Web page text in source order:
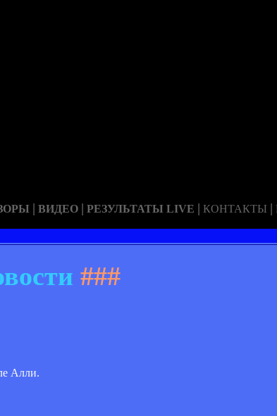
| ВИДЕО | РЕЗУЛЬТАТЫ LIVE | КОНТАКТЫ |
###
Алли.